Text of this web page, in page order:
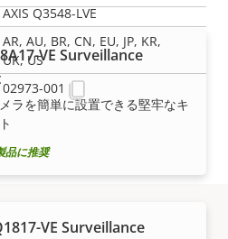
VE Surveillance
ラを簡単に設置できる堅牢なキ
品に推奨
VE Surveillance
AXIS Q3548-LVE
AR, AU, BR, CN, EU, JP, KR,
UK, US
02973-001